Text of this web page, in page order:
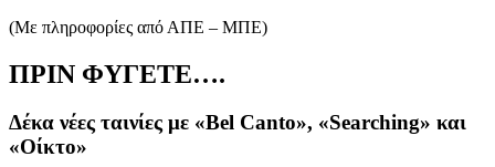
(Με πληροφορίες από ΑΠΕ – ΜΠΕ)
ΠΡΙΝ ΦΥΓΕΤΕ….
Δέκα νέες ταινίες με «Bel Canto», «Searching» και
«Οίκτο»